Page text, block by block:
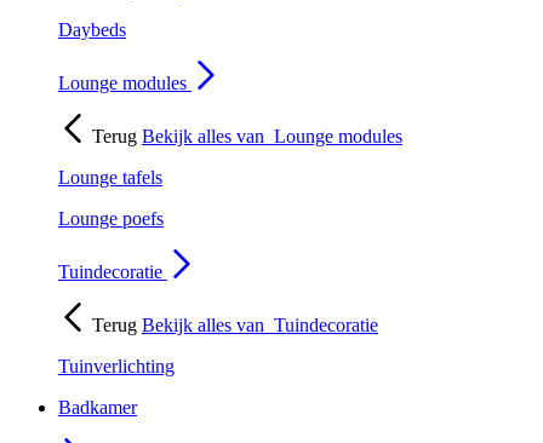
Daybeds
Lounge modules
Terug Bekijk alles van Lounge modules
Lounge tafels
Lounge poefs
Tuindecoratie
Terug Bekijk alles van Tuindecoratie
Tuinverlichting
Badkamer